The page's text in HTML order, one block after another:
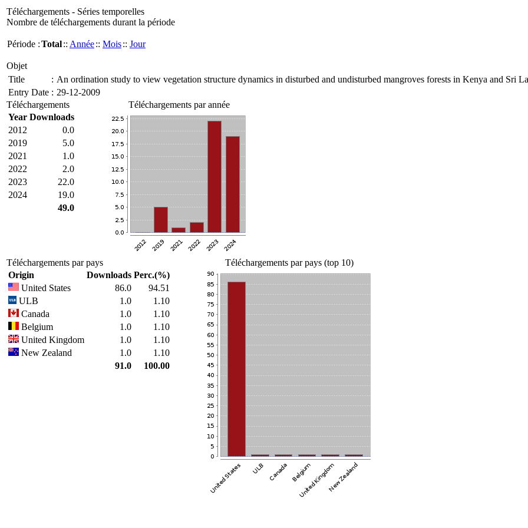
Téléchargements - Séries temporelles
Nombre de téléchargements durant la période
Période :Total:: Année:: Mois:: Jour
Objet
Title
: An ordination study to view vegetation structure dynamics in disturbed and undisturbed mangroves forests in Kenya and Sri
Entry Date : 29-12-2009
Téléchargements
Year Downloads
2012
0.0
2019
5.0
2021
1.0
2022
2.0
2023
22.0
2024
19.0
49.0
Téléchargements par année
Téléchargements par pays
Origin
Downloads Perc.(%)
United States
86.0
94.51
ULB
1.0
1.10
Canada
1.0
1.10
Belgium
1.0
1.10
United Kingdom
1.0
1.10
New Zealand
1.0
1.10
91.0
100.00
Téléchargements par pays (top 10)